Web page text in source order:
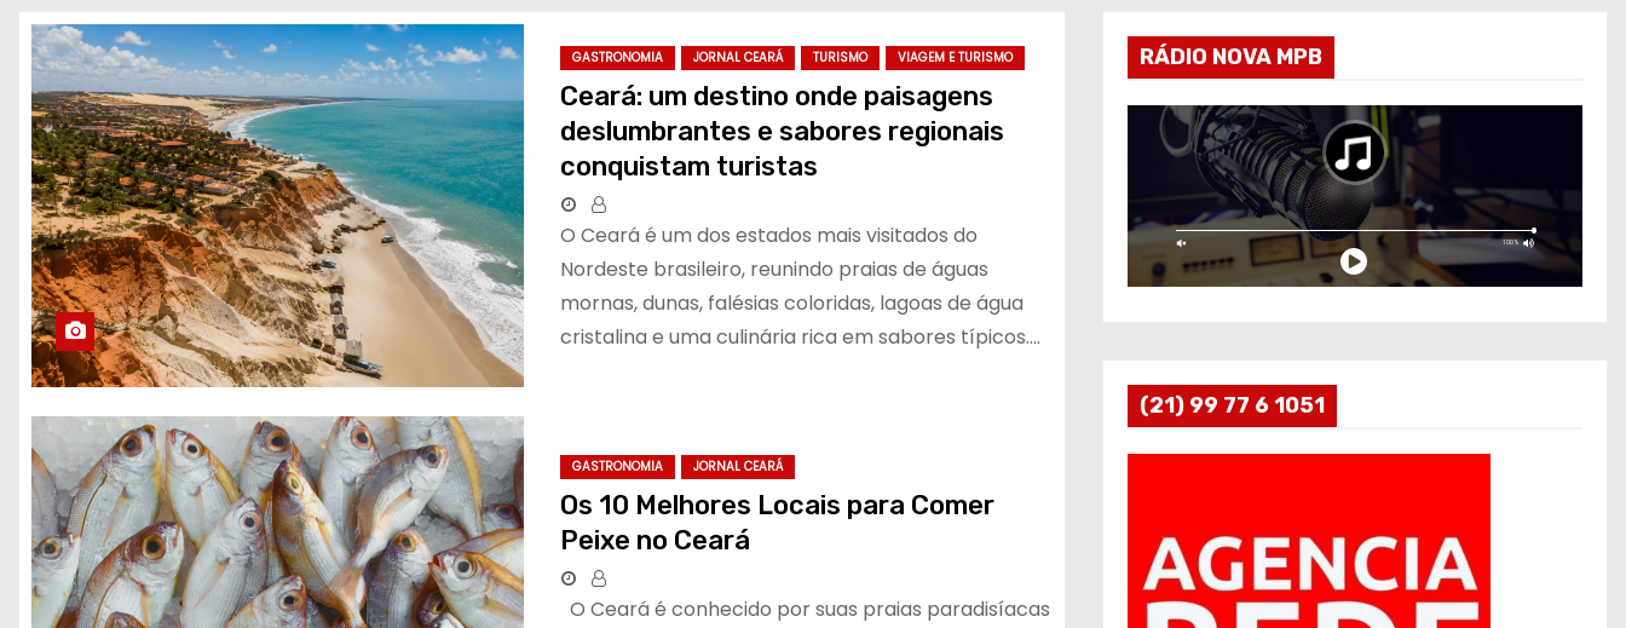
GASTRONOMIA JORNAL CEARÁ TURISMO VIAGEM E TURISMO
Ceará: um destino onde paisagens
deslumbrantes e sabores regionais
conquistam turistas
O Ceará é um dos estados mais visitados do
Nordeste brasileiro, reunindo praias de águas
mornas, dunas, falésias coloridas, lagoas de água
cristalina e uma culinária rica em sabores típicos.…
GASTRONOMIA JORNAL CEARÁ
Os 10 Melhores Locais para Comer
Peixe no Ceará
O Ceará é conhecido por suas praias paradisíacas
RÁDIO NOVA MPB
(21) 99 77 6 1051